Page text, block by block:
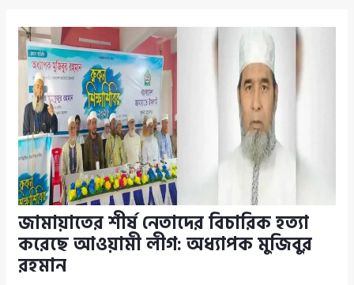
জামায়াতের শীর্ষ নেতাদের বিচারিক হত্যা
করেছে আওয়ামী লীগ: অধ্যাপক মুজিবুর
রহমান